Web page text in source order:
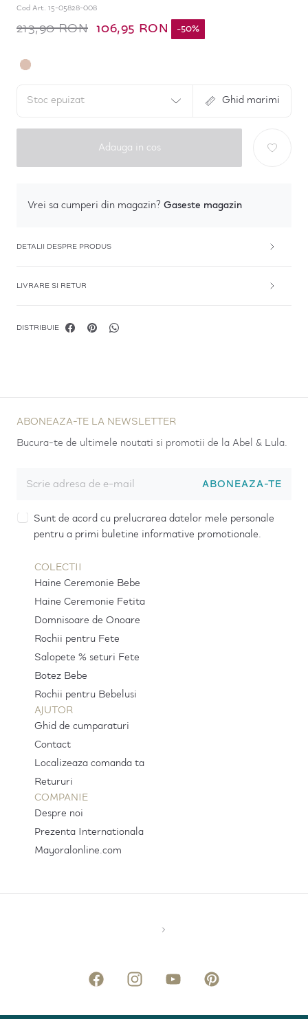
Cod Art. 15-05828-008
213,90 RON 106,95 RON -50%
Stoc epuizat Ghid marimi
Adauga in cos
Vrei sa cumperi din magazin? Gaseste magazin
DETALII DESPRE PRODUS
LIVRARE SI RETUR
DISTRIBUIE
ABONEAZA-TE LA NEWSLETTER
Bucura-te de ultimele noutati si promotii de la Abel & Lula.
ABONEAZA-TE
Sunt de acord cu prelucrarea datelor mele personale
pentru a primi buletine informative promotionale.
COLECTII
Haine Ceremonie Bebe
Haine Ceremonie Fetita
Domnisoare de Onoare
Rochii pentru Fete
Salopete % seturi Fete
Botez Bebe
Rochii pentru Bebelusi
AJUTOR
Ghid de cumparaturi
Contact
Localizeaza comanda ta
Retururi
COMPANIE
Despre noi
Prezenta Internationala
Mayoralonline.com